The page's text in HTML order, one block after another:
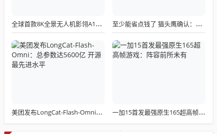
全球首款8K全景无人机影翎A1全球出货量突破三万，上市仅一个月！ 至少能省点钱了 猫头鹰确认：现有LGA 1851散热器全面支持LGA 1954！
美团发布LongCat-Flash-Omni：总参数达5600亿 开源最先进水平 一加15首发最强原生165超高帧游戏：阵容前所未有